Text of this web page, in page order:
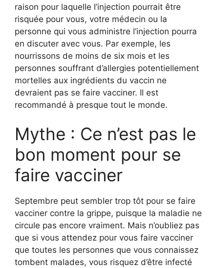
raison pour laquelle l’injection pourrait être
risquée pour vous, votre médecin ou la
personne qui vous administre l’injection pourra
en discuter avec vous. Par exemple, les
nourrissons de moins de six mois et les
personnes souffrant d’allergies potentiellement
mortelles aux ingrédients du vaccin ne
devraient pas se faire vacciner. Il est
recommandé à presque tout le monde.
Mythe : Ce n’est pas le
bon moment pour se
faire vacciner
Septembre peut sembler trop tôt pour se faire
vacciner contre la grippe, puisque la maladie ne
circule pas encore vraiment. Mais n’oubliez pas
que si vous attendez pour vous faire vacciner
que toutes les personnes que vous connaissez
tombent malades, vous risquez d’être infecté